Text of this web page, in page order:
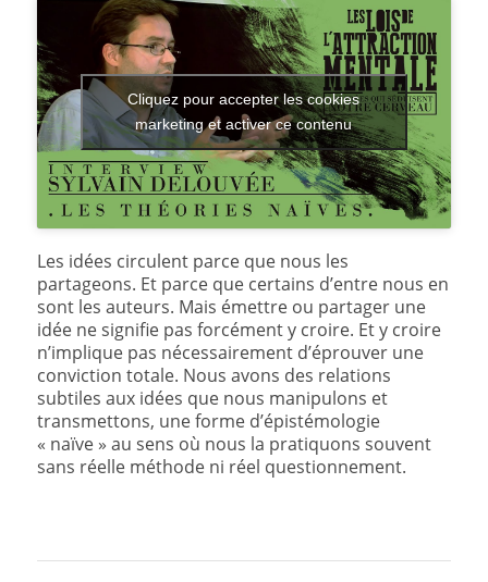
Cliquez pour accepter les cookies
marketing et activer ce contenu
Les idées circulent parce que nous les
partageons. Et parce que certains d’entre nous en
sont les auteurs. Mais émettre ou partager une
idée ne signifie pas forcément y croire. Et y croire
n’implique pas nécessairement d’éprouver une
conviction totale. Nous avons des relations
subtiles aux idées que nous manipulons et
transmettons, une forme d’épistémologie
« naïve » au sens où nous la pratiquons souvent
sans réelle méthode ni réel questionnement.